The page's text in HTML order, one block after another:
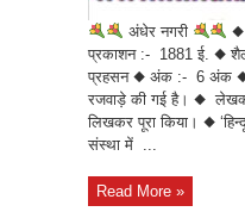
अंधेर नगरी
◆
प्रकाशन :- 1881 ई. ◆
प्रहसन ◆ अंक :- 6 अंक ◆
रजवाड़े की गई है। ◆
लिखकर पूरा किया। ◆
संस्था में ...
Read More »